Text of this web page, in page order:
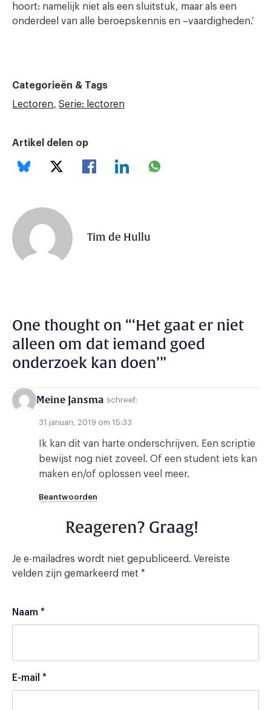
hoort: namelijk niet als een sluitstuk, maar als een
onderdeel van alle beroepskennis en –vaardigheden.’
Categorieën & Tags
Lectoren
Serie: lectoren
Artikel delen op
Tim de Hullu
One thought on “‘Het gaat er niet
alleen om dat iemand goed
onderzoek kan doen’”
Meine Jansma schreef:
31 januari, 2019 om 15:33
Ik kan dit van harte onderschrijven. Een scriptie
bewijst nog niet zoveel. Of een student iets kan
maken en/of oplossen veel meer.
Beantwoorden
Reageren? Graag!
Je e-mailadres wordt niet gepubliceerd. Vereiste
velden zijn gemarkeerd met *
Naam *
E-mail *